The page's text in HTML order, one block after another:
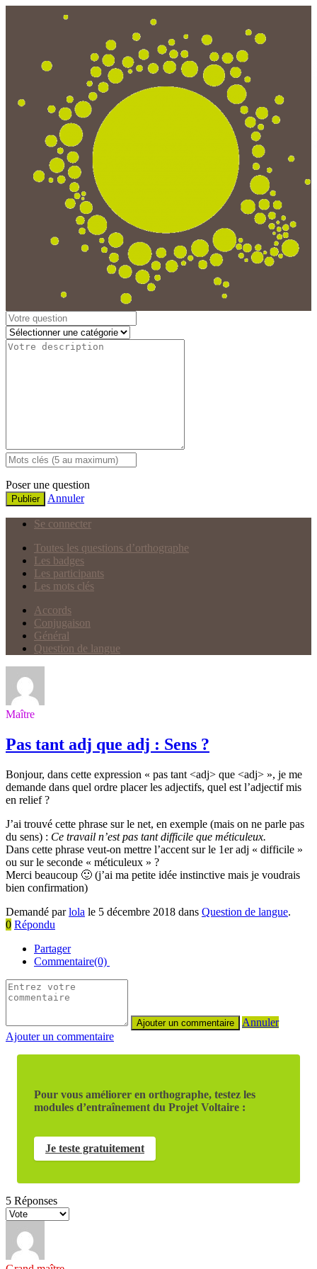
Poser une question
Publier Annuler
Se connecter
Toutes les questions d’orthographe
Les badges
Les participants
Les mots clés
Accords
Conjugaison
Général
Question de langue
Maître
Pas tant adj que adj : Sens ?
Bonjour, dans cette expression « pas tant <adj> que <adj> », je me
demande dans quel ordre placer les adjectifs, quel est l’adjectif mis
en relief ?
J’ai trouvé cette phrase sur le net, en exemple (mais on ne parle pas
du sens) : Ce travail n’est pas tant difficile que méticuleux.
Dans cette phrase veut-on mettre l’accent sur le 1er adj « difficile »
ou sur le seconde « méticuleux » ?
Merci beaucoup 🙂 (j’ai ma petite idée instinctive mais je voudrais
bien confirmation)
Demandé parlola le 5 décembre 2018 dans Question de langue.
0 Répondu
Partager
Commentaire(0)
Annuler
Ajouter un commentaire
Pour vous améliorer en orthographe, testez les
modules d’entraînement du Projet Voltaire :
Je teste gratuitement
5 Réponses